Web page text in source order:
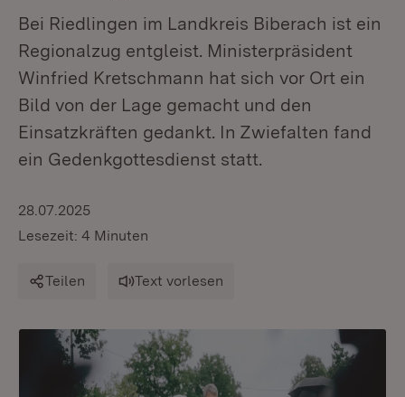
Bei Riedlingen im Landkreis Biberach ist ein
Regionalzug entgleist. Ministerpräsident
Winfried Kretschmann hat sich vor Ort ein
Bild von der Lage gemacht und den
Einsatzkräften gedankt. In Zwiefalten fand
ein Gedenkgottesdienst statt.
28.07.2025
Lesezeit: 4 Minuten
Teilen Text vorlesen